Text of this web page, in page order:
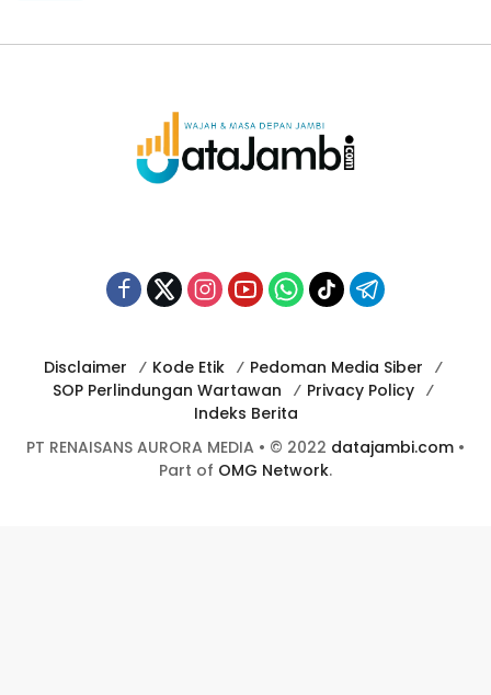
Disclaimer Kode Etik
Pedoman Media Siber
SOP Perlindungan Wartawan
Privacy Policy
Indeks Berita
PT RENAISANS AURORA MEDIA • © 2022 datajambi.com •
Part of OMG Network.